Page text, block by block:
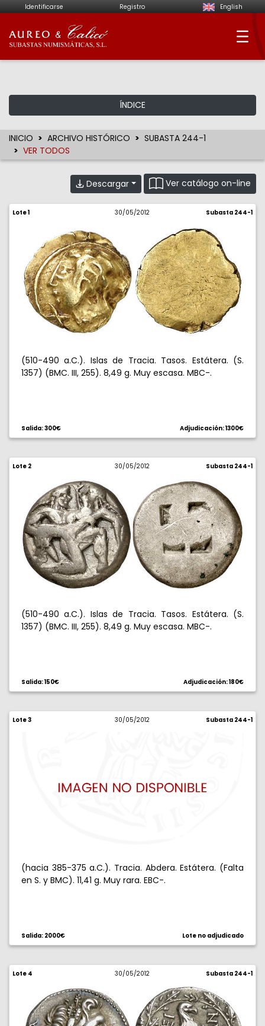
Identificarse Registro English
Aureo & Calicó -
ÍNDICE
INICIO ARCHIVO HISTÓRICO
SUBASTA 244-1
VER TODOS
Descargar Ver catálogo on-line
Lote 1 30/05/2012 Subasta 244-1
(510-490 a.C.). Islas de Tracia. Tasos. Estátera. (S.
1357) (BMC. III, 255). 8,49 g. Muy escasa. MBC-.
Salida: 300€ Adjudicación: 1300€
Lote 2 30/05/2012 Subasta 244-1
(510-490 a.C.). Islas de Tracia. Tasos. Estátera. (S.
1357) (BMC. III, 255). 8,49 g. Muy escasa. MBC-.
Salida: 150€ Adjudicación: 180€
Lote 3 30/05/2012 Subasta 244-1
(hacia 385-375 a.C.). Tracia. Abdera. Estátera. (Falta
en S. y BMC). 11,41 g. Muy rara. EBC-.
Salida: 2000€ Lote no adjudicado
Lote 4 30/05/2012 Subasta 244-1